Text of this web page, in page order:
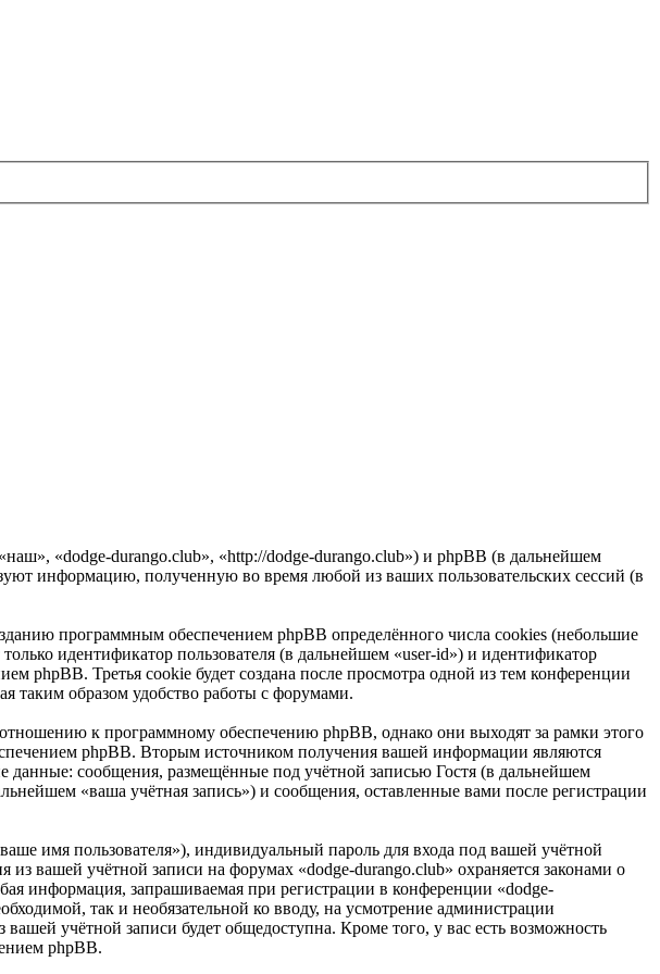
«dodge-durango.club», «http://dodge-durango.club») и phpBB (в дальнейшем
информацию, полученную во время любой из ваших пользовательских сессий (в
программным обеспечением phpBB определённого числа cookies (небольшие
идентификатор пользователя (в дальнейшем «user-id») и идентификатор
phpBB. Третья cookie будет создана после просмотра одной из тем конференции
таким образом удобство работы с форумами.
к программному обеспечению phpBB, однако они выходят за рамки этого
phpBB. Вторым источником получения вашей информации являются
сообщения, размещённые под учётной записью Гостя (в дальнейшем
«ваша учётная запись») и сообщения, оставленные вами после регистрации
имя пользователя»), индивидуальный пароль для входа под вашей учётной
вашей учётной записи на форумах «dodge-durango.club» охраняется законами о
информация, запрашиваемая при регистрации в конференции «dodge-
так и необязательной ко вводу, на усмотрение администрации
учётной записи будет общедоступна. Кроме того, у вас есть возможность
phpBB.